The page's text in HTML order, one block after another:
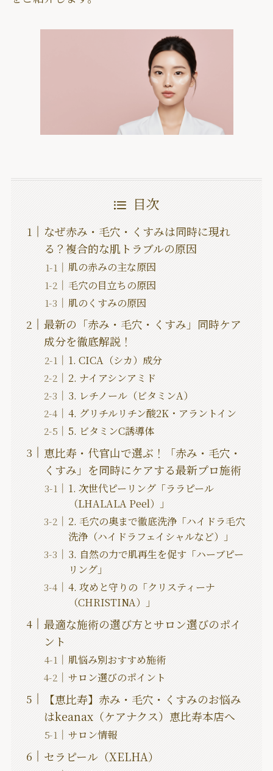
目次
なぜ赤み・毛穴・くすみは同時に現れ
る？複合的な肌トラブルの原因
肌の赤みの主な原因
毛穴の目立ちの原因
肌のくすみの原因
最新の「赤み・毛穴・くすみ」同時ケア
成分を徹底解説！
1. CICA（シカ）成分
2. ナイアシンアミド
3. レチノール（ビタミンA）
4. グリチルリチン酸2K・アラントイン
5. ビタミンC誘導体
恵比寿・代官山で選ぶ！「赤み・毛穴・
くすみ」を同時にケアする最新プロ施術
1. 次世代ピーリング「ララピール
（LHALALA Peel）」
2. 毛穴の奥まで徹底洗浄「ハイドラ毛穴
洗浄（ハイドラフェイシャルなど）」
3. 自然の力で肌再生を促す「ハーブピー
リング」
4. 攻めと守りの「クリスティーナ
（CHRISTINA）」
最適な施術の選び方とサロン選びのポイ
ント
肌悩み別おすすめ施術
サロン選びのポイント
【恵比寿】赤み・毛穴・くすみのお悩み
はkeanax（ケアナクス）恵比寿本店へ
サロン情報
セラピール（XELHA）